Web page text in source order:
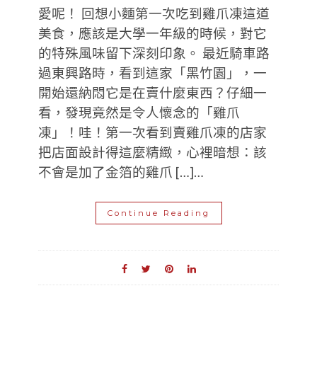
愛呢！ 回想小麵第一次吃到雞爪凍這道
美食，應該是大學一年級的時候，對它
的特殊風味留下深刻印象。 最近騎車路
過東興路時，看到這家「黑竹園」，一
開始還納悶它是在賣什麼東西？仔細一
看，發現竟然是令人懷念的「雞爪
凍」！哇！第一次看到賣雞爪凍的店家
把店面設計得這麼精緻，心裡暗想：該
不會是加了金箔的雞爪 […]…
Continue Reading